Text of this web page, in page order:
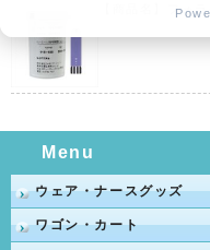
【商品名】フォ
Menu
ウェア・ナースグッズ
ワゴン・カート